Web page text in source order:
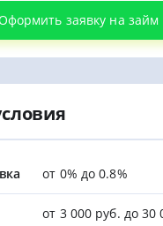
заявку на займ
от 0% до 0.8%
от 3 000 руб. до 30